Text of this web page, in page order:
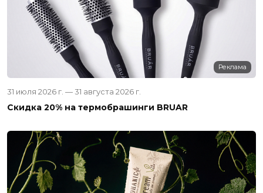
Реклама
31 июля 2026 г. — 31 августа 2026 г.
Скидка 20% на термобрашинги BRUAR